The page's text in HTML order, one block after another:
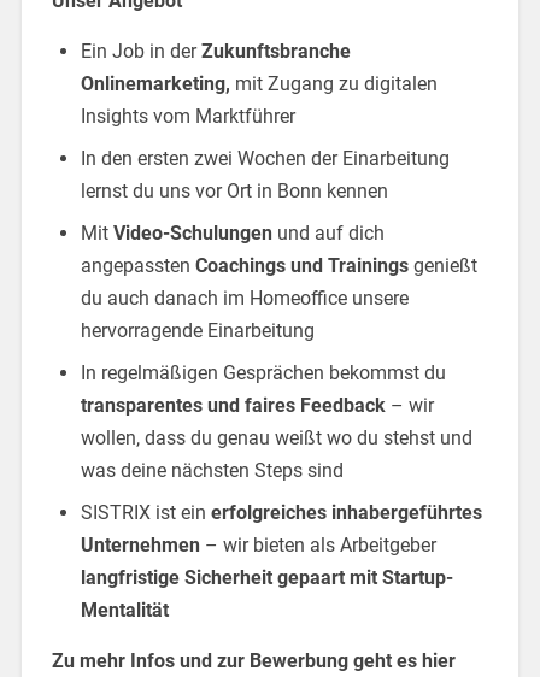
Ein Job in derZukunftsbranche
Onlinemarketing, mit Zugang zu digitalen
Insights vom Marktführer
In den ersten zwei Wochen der Einarbeitung
lernst du uns vor Ort in Bonn kennen
Mit Video-Schulungen und auf dich
angepassten Coachings und Trainings genießt
du auch danach im Homeoffice unsere
hervorragende Einarbeitung
In regelmäßigen Gesprächen bekommst du
transparentes und faires Feedback – wir
wollen, dass du genau weißt wo du stehst und
was deine nächsten Steps sind
SISTRIX ist ein erfolgreiches inhabergeführtes
Unternehmen – wir bieten als Arbeitgeber
langfristige Sicherheit gepaart mit Startup-
Mentalität
Zu mehr Infos und zur Bewerbung geht es hier